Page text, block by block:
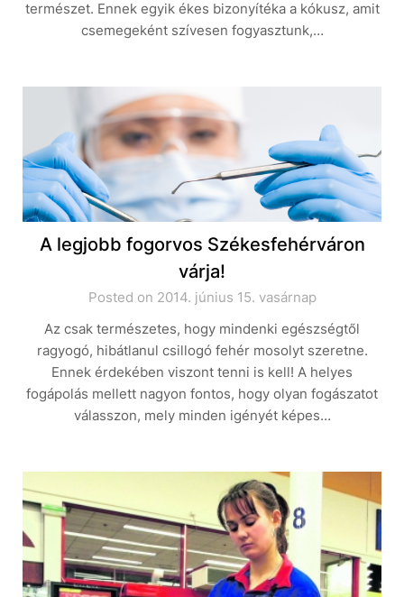
természet. Ennek egyik ékes bizonyítéka a kókusz, amit
csemegeként szívesen fogyasztunk,…
A legjobb fogorvos Székesfehérváron
várja!
Posted on 2014. június 15. vasárnap
Az csak természetes, hogy mindenki egészségtől
ragyogó, hibátlanul csillogó fehér mosolyt szeretne.
Ennek érdekében viszont tenni is kell! A helyes
fogápolás mellett nagyon fontos, hogy olyan fogászatot
válasszon, mely minden igényét képes…